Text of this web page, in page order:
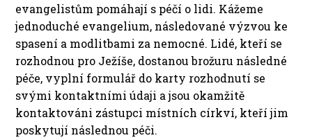
evangelistům pomáhají s péčí o lidi. Kážeme
jednoduché evangelium, následované výzvou ke
spasení a modlitbami za nemocné. Lidé, kteří se
rozhodnou pro Ježíše, dostanou brožuru následné
péče, vyplní formulář do karty rozhodnutí se
svými kontaktními údaji a jsou okamžitě
kontaktováni zástupci místních církví, kteří jim
poskytují následnou péči.